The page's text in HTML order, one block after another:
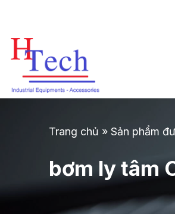
nội
dung
Trang chủ » Sản phẩm
bơm ly tâm